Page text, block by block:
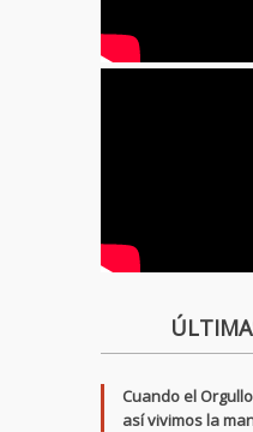
Cuando el
así vivimos la